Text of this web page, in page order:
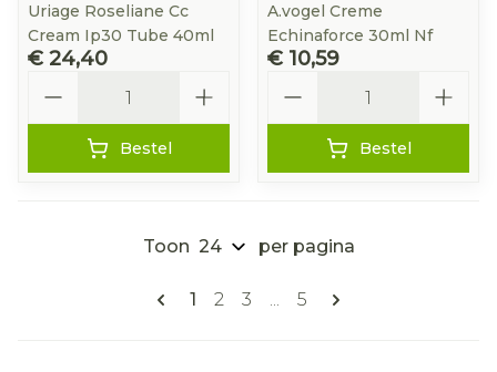
Uriage Roseliane Cc
Cream Ip30 Tube 40ml
€ 24,40
Bestel
A.vogel Creme
Echinaforce 30ml Nf
€ 10,59
Bestel
Pagina's
U lees momenteel pagina
1 Pagina
2 Pagina
3 ... Pagina
5
Toon per pagina